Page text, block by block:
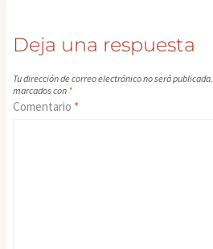
entrada:
Deja una respuesta
Tu dirección de correo electrónico no será publicada.
marcados con *
Comentario *